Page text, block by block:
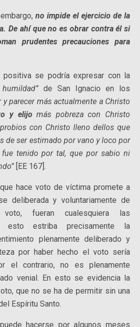
no impide el ejercicio de la
De ahí que no es obrar contra él si
prudentes precauciones para
se podría expresar con la
de San Ignacio en los
y parecer más actualmente a Christo
y elijomás pobreza con Christo
con Christo lleno dellos que
de ser estimado por vano y loco por
tenido por tal, que por sabio ni
[EE 167].
voto de víctima promete a
deliberada y voluntariamente de
fueran cualesquiera las
esto estriba precisamen­te la
plenamente deliberado y
por haber hecho el voto sería
el contrario, no es plenamente
venial. En esto se evidencia la
que no se ha de permitir sin una
Espíritu Santo.
hacerse por algunos meses